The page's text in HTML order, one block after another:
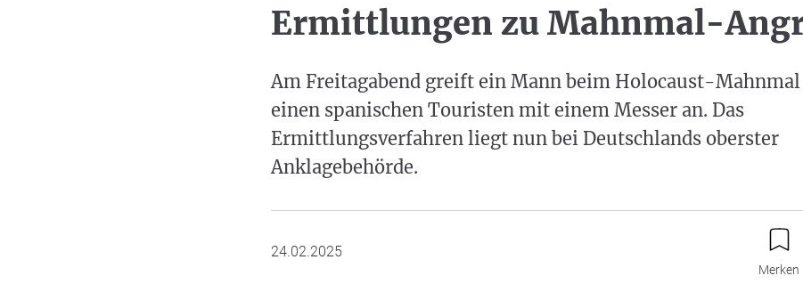
Ermittlungen zu Mahnmal-
Am Freitagabend greift ein Mann beim Holocaust-
einen spanischen Touristen mit einem Messer an. Das
Ermittlungsverfahren liegt nun bei Deutschlands oberster
Anklagebehörde.
24.02.2025
Merken